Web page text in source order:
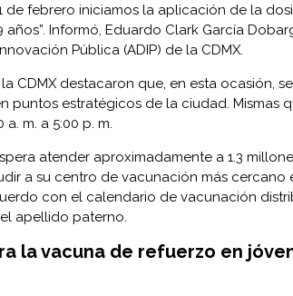
de febrero iniciamos la aplicación de la
años”. Informó, Eduardo Clark García
Pública (ADIP) de la CDMX.
CDMX destacaron que, en esta ocasión,
puntos estratégicos de la ciudad. Mismas
m. a 5:00 p. m.
atender aproximadamente a 1.3
a su centro de vacunación más cercano
con el calendario de vacunación
apellido paterno.
la vacuna de refuerzo en